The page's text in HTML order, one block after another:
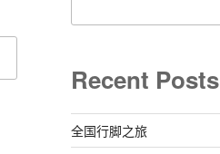
Recent Posts
全国行脚之旅